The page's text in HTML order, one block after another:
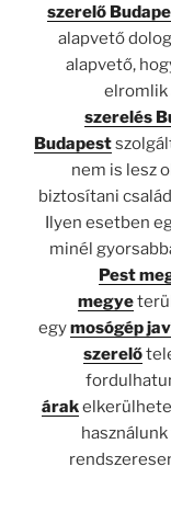
szerelő
alapvető
alapvető,
elromlik
szerelés
Budapest
nem is lesz
biztosítani
Ilyen esetben
minél
Pest
megye
egymosógép
szerelő
árak